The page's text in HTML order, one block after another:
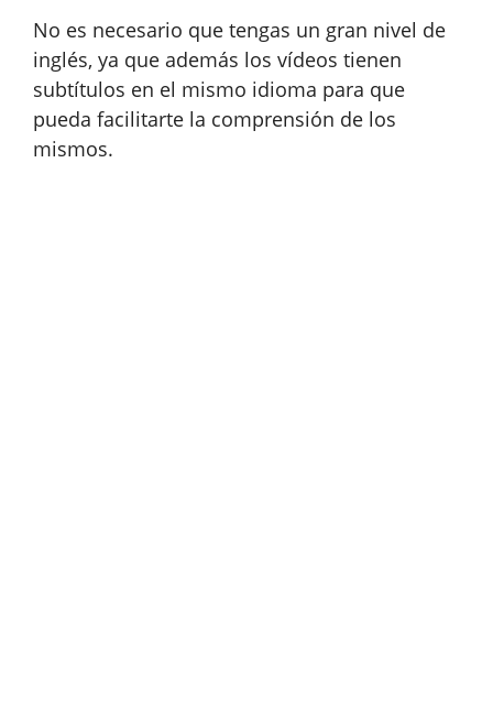
No es necesario que tengas un gran nivel de
inglés, ya que además los vídeos tienen
subtítulos en el mismo idioma para que
pueda facilitarte la comprensión de los
mismos.